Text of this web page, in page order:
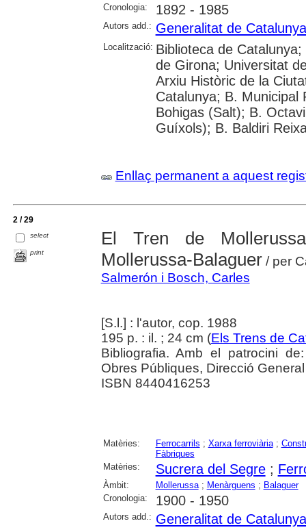
Cronologia: 1892 - 1985
Autors add.: Generalitat de Catalunya
Localització: Biblioteca de
de Girona; Universitat
Arxiu Històric de la
Catalunya; B. Municipal
Bohigas (Salt); B.
Guíxols); B. Baldiri
Enllaç permanent a aquest
2 / 29
select
print
El Tren de
Mollerussa-Balaguer/ per
Salmerón i Bosch, Carles
[S.l.] : l'autor, cop. 1988
195 p. : il. ; 24 cm (Els Trens de
Bibliografia. Amb el patrocini
Obres Públiques, Direcció
ISBN 8440416253
Matèries: Ferrocarrils ; Xarxa ferroviària;
Fàbriques
Matèries:
Sucrera del Segre;
Àmbit: Mollerussa; Menàrguens ; Balaguer
Cronologia:
1900 - 1950
Autors add.: Generalitat de Catalunya